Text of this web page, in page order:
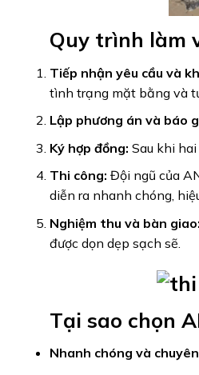
Quy trình làm
Tiếp nhận yêu cầu và
tình trạng mặt bằng và
Lập phương án và báo
Ký hợp đồng: Sau khi
Thi công: Đội ngũ của
diễn ra nhanh chóng,
Nghiệm thu và bàn giao:
được dọn dẹp sạch sẽ.
Tại sao chọn
Nhanh chóng và